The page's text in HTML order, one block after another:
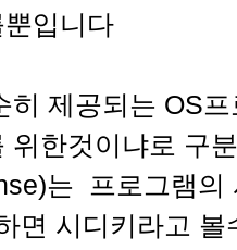
입니다
히 제공되는 OS
위한것이냐로 구
는 프로그램의
면 시디키라고 볼